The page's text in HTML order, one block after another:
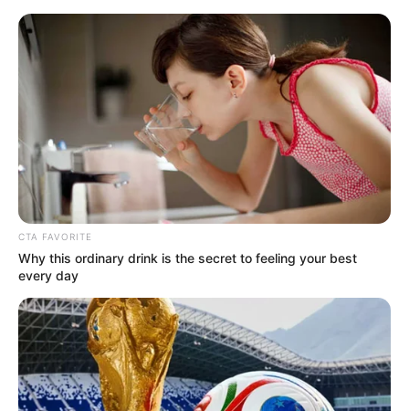
MENU
FN HMP250 – SENJATA
PAMUNGKAS HELI SERBU
NBO-105 PUSPENERBAD
CTA FAVORITE
Why this ordinary drink is the secret to feeling your best
every day